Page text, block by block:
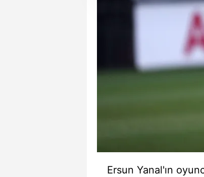
çerezler vasıtasıyla
amacıyla
reklam/pazarlama
Çerezlere ilişkin
butonuna tıklayabilir,
6698 sayılı Kişisel
mevzuata uygun
Ersun Yanal'ın